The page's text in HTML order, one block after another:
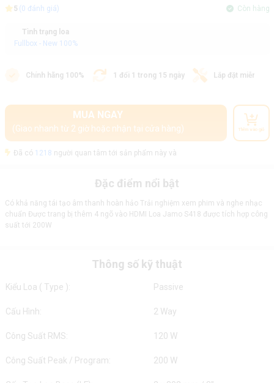
5 (0 đánh giá) Còn hàng
Tình trạng loa
Fullbox - New 100%
Chính hãng 100% 1 đổi 1 trong 15 ngày Lắp đặt miễn phí
MUA NGAY
(Giao nhanh từ 2 giờ hoặc nhận tại cửa hàng) Thêm vào giỏ
Đã có 1218 người quan tâm tới sản phẩm này và
Đặc điểm nổi bật
Có khả năng tái tạo âm thanh hoàn hảo Trải nghiệm xem phim và nghe nhạc
chuẩn Được trang bị thêm 4 ngõ vào HDMI Loa Jamo S418 được tích hợp công
suất tới 200W
Thông số kỹ thuật
Kiểu Loa ( Type ): Passive
Cấu Hình: 2 Way
Công Suất RMS: 120 W
Công Suất Peak / Program: 200 W